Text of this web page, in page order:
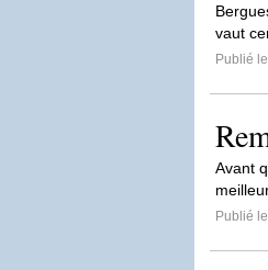
vaut
Publié
Avant
Publié